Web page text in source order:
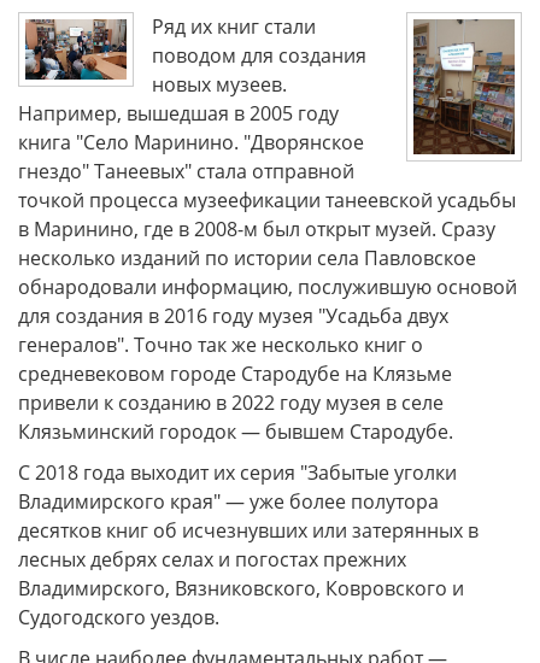
Ряд их книг стали
поводом для создания
новых музеев.
Например, вышедшая в 2005 году
книга "Село Маринино. "Дворянское
гнездо" Танеевых" стала отправной
точкой процесса музеефикации танеевской усадьбы
в Маринино, где в 2008-м был открыт музей. Сразу
несколько изданий по истории села Павловское
обнародовали информацию, послужившую основой
для создания в 2016 году музея "Усадьба двух
генералов". Точно так же несколько книг о
средневековом городе Стародубе на Клязьме
привели к созданию в 2022 году музея в селе
Клязьминский городок — бывшем Стародубе.
С 2018 года выходит их серия "Забытые уголки
Владимирского края" — уже более полутора
десятков книг об исчезнувших или затерянных в
лесных дебрях селах и погостах прежних
Владимирского, Вязниковского, Ковровского и
Судогодского уездов.